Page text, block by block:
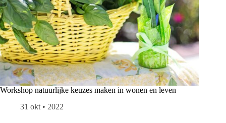
Workshop natuurlijke keuzes maken in wonen en leven
31 okt • 2022